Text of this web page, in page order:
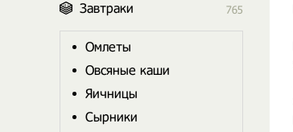
Завтраки 765
Омлеты
Овсяные каши
Яичницы
Сырники